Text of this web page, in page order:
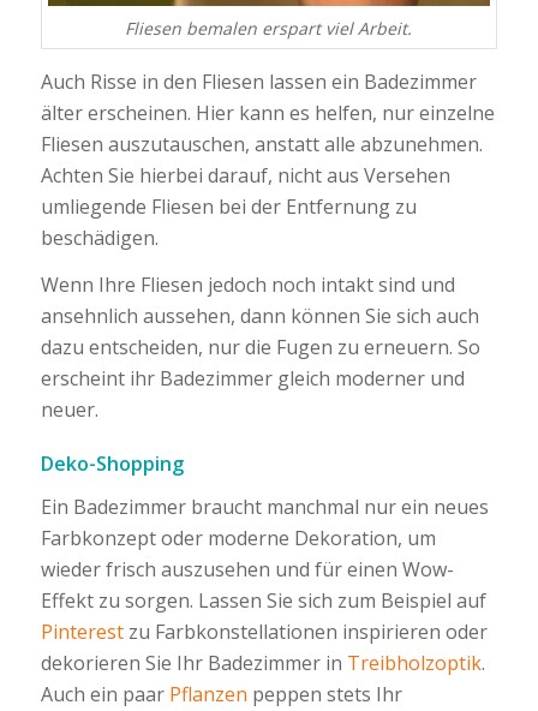
Fliesen bemalen erspart viel Arbeit.
Auch Risse in den Fliesen lassen ein Badezimmer
älter erscheinen. Hier kann es helfen, nur einzelne
Fliesen auszutauschen, anstatt alle abzunehmen.
Achten Sie hierbei darauf, nicht aus Versehen
umliegende Fliesen bei der Entfernung zu
beschädigen.
Wenn Ihre Fliesen jedoch noch intakt sind und
ansehnlich aussehen, dann können Sie sich auch
dazu entscheiden, nur die Fugen zu erneuern. So
erscheint ihr Badezimmer gleich moderner und
neuer.
Deko-Shopping
Ein Badezimmer braucht manchmal nur ein neues
Farbkonzept oder moderne Dekoration, um
wieder frisch auszusehen und für einen Wow-
Effekt zu sorgen. Lassen Sie sich zum Beispiel auf
Pinterestzu Farbkonstellationen inspirieren oder
dekorieren Sie Ihr Badezimmer in Treibholzoptik.
Auch ein paar Pflanzen peppen stets Ihr